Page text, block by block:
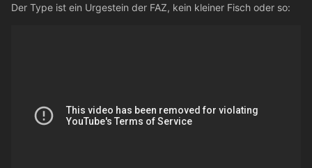
Der Type ist ein Urgestein der FAZ, kein kleiner Fisch oder so: